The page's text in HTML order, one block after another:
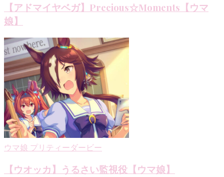
【アドマイヤベガ】Precious☆Moments【ウマ
娘】
ウマ娘 プリティーダービー
【ウオッカ】うるさい監視役【ウマ娘】